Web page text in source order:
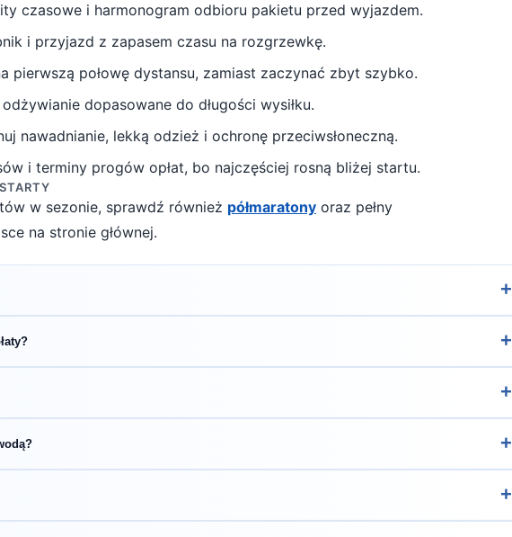
czasowe i harmonogram odbioru pakietu przed wyjazdem.
i przyjazd z zapasem czasu na rozgrzewkę.
pierwszą połowę dystansu, zamiast zaczynać zbyt szybko.
dopasowane do długości wysiłku.
nawadnianie, lekką odzież i ochronę przeciwsłoneczną.
i terminy progów opłat, bo najczęściej rosną bliżej startu.
w sezonie, sprawdź również półmaratony oraz pełny
na stronie głównej.
+
+
+
+
+